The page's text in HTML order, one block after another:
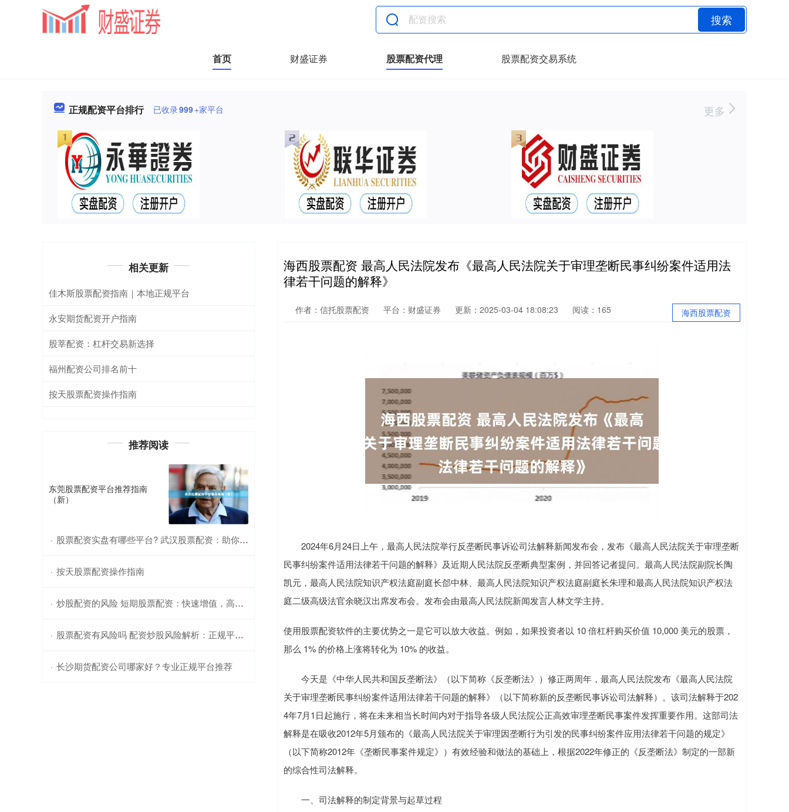
搜索
首页 财盛证券 股票配资代理 股票配资交易系统
正规配资平台排行 已收录999+家平台 更多
海西股票配资 最高人民法院发布《最高人民法院关于审理垄断民事纠纷案件适用法
律若干问题的解释》
海西股票配资
作者：信托股票配资 平台：财盛证券 更新：2025-03-04 18:08:23 阅读：165
2024年6月24日上午，最高人民法院举行反垄断民事诉讼司法解释新闻发布会，发布《最高人民法院关于审理垄断
民事纠纷案件适用法律若干问题的解释》及近期人民法院反垄断典型案例，并回答记者提问。最高人民法院副院长陶
凯元，最高人民法院知识产权法庭副庭长郃中林、最高人民法院知识产权法庭副庭长朱理和最高人民法院知识产权法
庭二级高级法官余晓汉出席发布会。发布会由最高人民法院新闻发言人林文学主持。
使用股票配资软件的主要优势之一是它可以放大收益。例如，如果投资者以 10 倍杠杆购买价值 10,000 美元的股票，
那么 1% 的价格上涨将转化为 10% 的收益。
今天是《中华人民共和国反垄断法》（以下简称《反垄断法》）修正两周年，最高人民法院发布《最高人民法院
关于审理垄断民事纠纷案件适用法律若干问题的解释》（以下简称新的反垄断民事诉讼司法解释）。该司法解释于202
4年7月1日起施行，将在未来相当长时间内对于指导各级人民法院公正高效审理垄断民事案件发挥重要作用。这部司法
解释是在吸收2012年5月颁布的《最高人民法院关于审理因垄断行为引发的民事纠纷案件应用法律若干问题的规定》
（以下简称2012年《垄断民事案件规定》）有效经验和做法的基础上，根据2022年修正的《反垄断法》制定的一部新
的综合性司法解释。
一、司法解释的制定背景与起草过程
相关更新
佳木斯股票配资指南｜本地正规平台
永安期货配资开户指南
股莘配资：杠杆交易新选择
福州配资公司排名前十
按天股票配资操作指南
推荐阅读
东莞股票配资平台推荐指南
（新）
· 股票配资实盘有哪些平台? 武汉股票配资：助你投资腾飞，轻松获利
· 按天股票配资操作指南
· 炒股配资的风险 短期股票配资：快速增值，高收益投资
· 股票配资有风险吗 配资炒股风险解析：正规平台与投资安全须知
· 长沙期货配资公司哪家好？专业正规平台推荐